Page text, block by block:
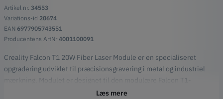
Artikel nr. 34553
Variations-id 20674
EAN 6977905743551
Producentens ArtNr 4001100091
Creality Falcon T1 20W Fiber Laser Module er en specialiseret
opgradering udviklet til præcisionsgravering i metal og industriel
mærkning. Modulet er designet til den modulære Falcon T1-
laserplatform og leverer høj nøjagtighed og hastighed ved arbejde
Læs mere